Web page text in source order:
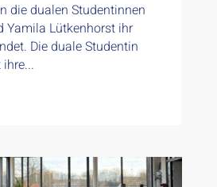
die dualen Studentinnen
Yamila Lütkenhorst ihr
Die duale Studentin